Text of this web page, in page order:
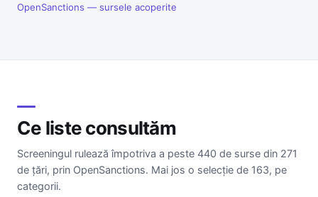
OpenSanctions — sursele acoperite
Ce liste consultăm
Screeningul rulează împotriva a peste 440 de surse din 271
de țări, prin OpenSanctions. Mai jos o selecție de 163, pe
categorii.